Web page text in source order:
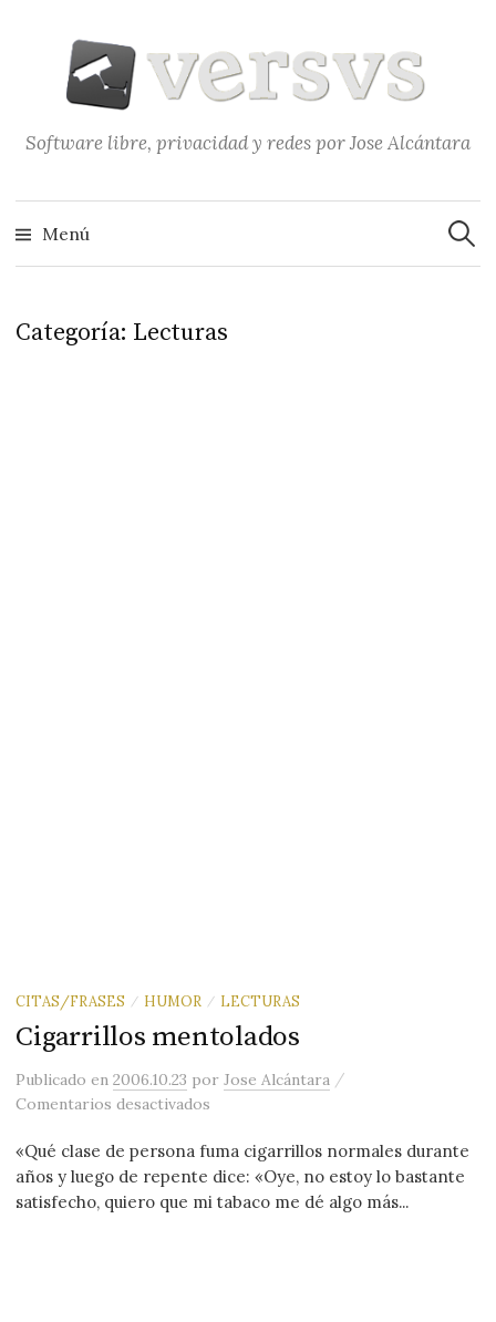
contenido
Software libre, privacidad y redes por Jose Alcántara
Menú
Categoría: Lecturas
CITAS/FRASES / HUMOR / LECTURAS
Cigarrillos mentolados
Publicadoen2006.10.23 porJose Alcántara /
Comentarios desactivados
«Qué clase de persona fuma cigarrillos normales durante
años y luego de repente dice: «Oye, no estoy lo bastante
satisfecho, quiero que mi tabaco me dé algo más...